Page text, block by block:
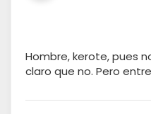
Hombre, kerote, pues
claro que no. Pero